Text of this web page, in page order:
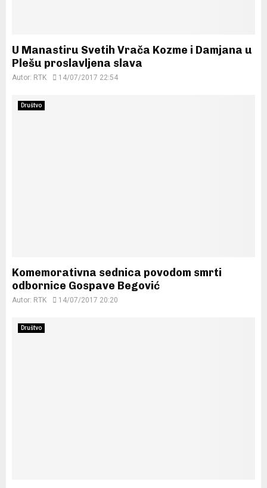
U Manastiru Svetih Vrača Kozme i Damjana u
Plešu proslavljena slava
Autor: RTK 14/07/2017 22:54
Društvo
Komemorativna sednica povodom smrti
odbornice Gospave Begović
Autor: RTK 14/07/2017 20:20
Društvo